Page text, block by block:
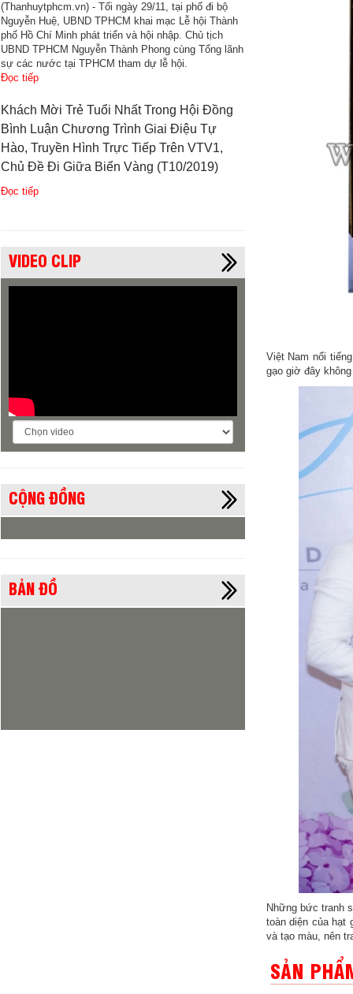
(Thanhuytphcm.vn) - Tối ngày 29/11, tại phố đi bộ
Nguyễn Huệ, UBND TPHCM khai mạc Lễ hội Thành
phố Hồ Chí Minh phát triển và hội nhập. Chủ tịch
UBND TPHCM Nguyễn Thành Phong cùng Tổng lãnh
sự các nước tại TPHCM tham dự lễ hội.
Đọc tiếp
Khách Mời Trẻ Tuổi Nhất Trong Hội Đồng
Bình Luận Chương Trình Giai Điệu Tự
Hào, Truyền Hình Trực Tiếp Trên VTV1,
Chủ Đề Đi Giữa Biển Vàng (T10/2019)
Đọc tiếp
VIDEO CLIP
CỘNG ĐỒNG
BẢN ĐỒ
Việt Nam nổi
gạo giờ đây
Những bức tranh
toàn diện của hạt
và tạo màu, nên
SẢN